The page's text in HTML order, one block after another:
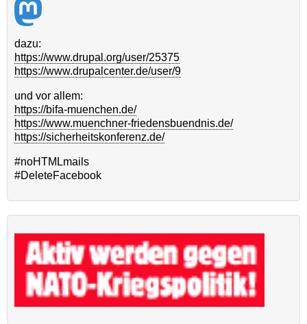
dazu:
https://www.drupal.org/user/25375
https://www.drupalcenter.de/user/9
und vor allem:
https://bifa-muenchen.de/
https://www.muenchner-friedensbuendnis.de/
https://sicherheitskonferenz.de/
#noHTMLmails
#DeleteFacebook